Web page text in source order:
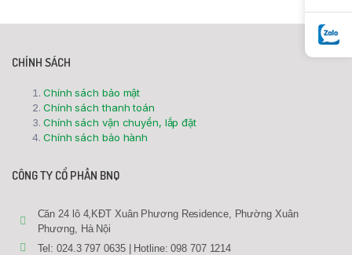
CHÍNH SÁCH
Chính sách bảo mật
Chính sách thanh toán
Chính sách vận chuyển, lắp đặt
Chính sách bảo hành
CÔNG TY CỔ PHẦN BNQ
Căn 24 lô 4,KĐT Xuân Phương Residence, Phường Xuân
Phương, Hà Nội
Tel: 024.3 797 0635 | Hotline: 098 707 1214